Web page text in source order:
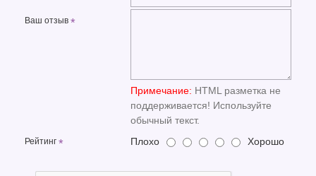
Ваш отзыв
Примечание: HTML разметка не
поддерживается! Используйте
обычный текст.
Рейтинг Плохо Хорошо